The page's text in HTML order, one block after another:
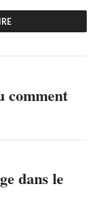
comment
dans le